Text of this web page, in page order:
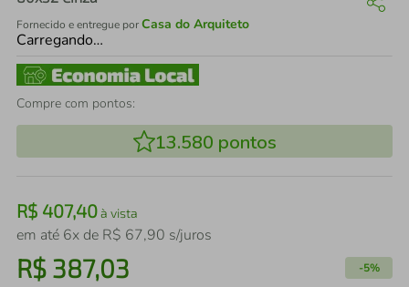
Fornecido e entregue porCasa do Arquiteto
Carregando…
Compre com pontos:
13.580 pontos
R$ 407,40à vista
em até 6x de R$ 67,90 s/juros
R$ 387,03 -5%